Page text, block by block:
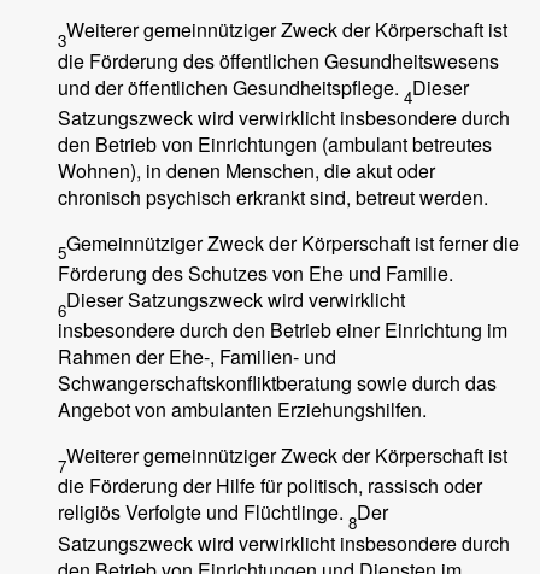
3Weiterer gemeinnütziger Zweck der Körperschaft ist
die Förderung des öffentlichen Gesundheitswesens
und der öffentlichen Gesundheitspflege. 4Dieser
Satzungszweck wird verwirklicht insbesondere durch
den Betrieb von Einrichtungen (ambulant betreutes
Wohnen), in denen Menschen, die akut oder
chronisch psychisch erkrankt sind, betreut werden.
5Gemeinnütziger Zweck der Körperschaft ist ferner die
Förderung des Schutzes von Ehe und Familie.
6Dieser Satzungszweck wird verwirklicht
insbesondere durch den Betrieb einer Einrichtung im
Rahmen der Ehe-, Familien- und
Schwangerschaftskonfliktberatung sowie durch das
Angebot von ambulanten Erziehungshilfen.
7Weiterer gemeinnütziger Zweck der Körperschaft ist
die Förderung der Hilfe für politisch, rassisch oder
religiös Verfolgte und Flüchtlinge. 8Der
Satzungszweck wird verwirklicht insbesondere durch